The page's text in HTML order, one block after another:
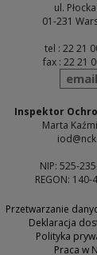
ul.
01-231
tel : 22 21
fax : 22 21
send
email
Inspektor
Marta
NIP: 525-
REGON:
Przetwarzanie
Deklaracja
Polityka
Praca w